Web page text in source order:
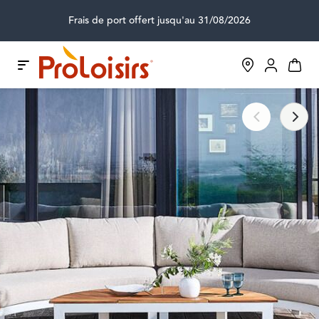
Frais de port offert jusqu'au 31/08/2026